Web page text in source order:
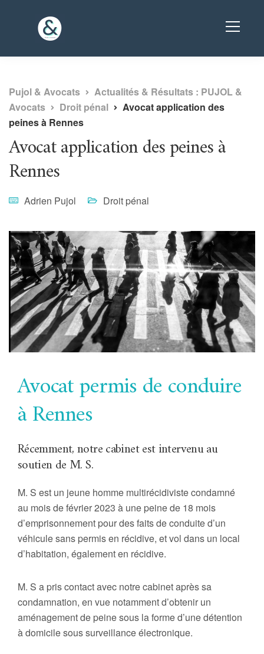
Pujol & Avocats
Actualités & Résultats : PUJOL &
Avocats
Droit pénal
Avocat application des
peines à Rennes
Avocat application des peines à
Rennes
Adrien Pujol Droit pénal
Avocat permis de conduire
à Rennes
Récemment, notre cabinet est intervenu au
soutien de M. S.
M. S est un jeune homme multirécidiviste condamné
au mois de février 2023 à une peine de 18 mois
d’emprisonnement pour des faits de conduite d’un
véhicule sans permis en récidive, et vol dans un local
d’habitation, également en récidive.
M. S a pris contact avec notre cabinet après sa
condamnation, en vue notamment d’obtenir un
aménagement de peine sous la forme d’une détention
à domicile sous surveillance électronique.